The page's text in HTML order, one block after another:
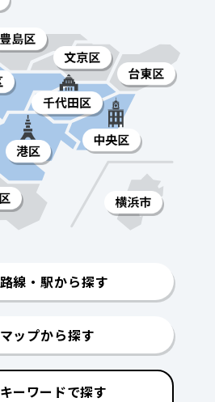
路線・駅から探す
マップから探す
キーワードで探す